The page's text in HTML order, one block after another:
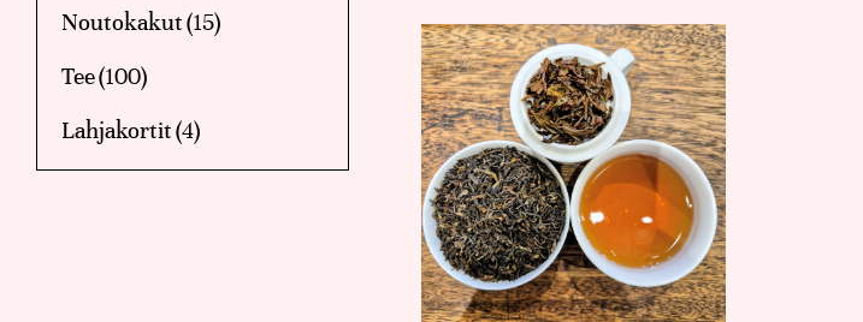
Noutokakut(15)
Tee(100)
Lahjakortit(4)